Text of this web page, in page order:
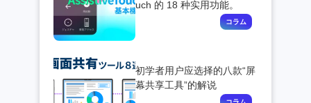
uch 的 18 种实用功能。
初学者用户应选择的八款“屏
幕共享工具”的解说